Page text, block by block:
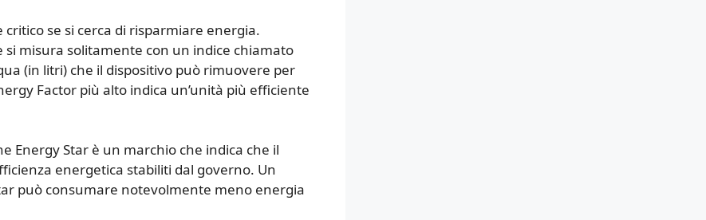
se si cerca di risparmiare energia.
si misura solitamente con un indice chiamato
(in litri) che il dispositivo può rimuovere per
Factor più alto indica un’unità più efficiente
Energy Star è un marchio che indica che il
energetica stabiliti dal governo. Un
può consumare notevolmente meno energia